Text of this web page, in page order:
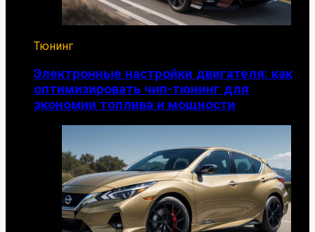
Тюнинг
Электронные настройки двигателя: как
оптимизировать чип-тюнинг для
экономии топлива и мощности